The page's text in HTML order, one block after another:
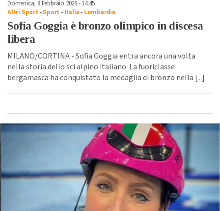
Domenica, 8 Febbraio 2026 - 14:45
Altri Sport -Sport - Italia- Lombardia
Sofia Goggia è bronzo olimpico in discesa
libera
MILANO/CORTINA - Sofia Goggia entra ancora una volta
nella storia dello sci alpino italiano. La fuoriclasse
bergamasca ha conquistato la medaglia di bronzo nella [...]